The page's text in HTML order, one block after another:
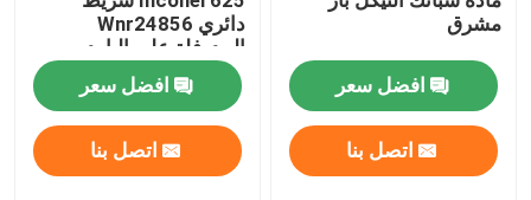
مشرق
افضل سعر
اتصل بنا
دائري Wnr24856
المدرفلة على البارد
افضل سعر
اتصل بنا